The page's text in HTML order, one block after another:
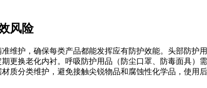
风险
维护，确保每类产品都能发挥应有防护效能。头部防护
更换老化内衬。呼吸防护用品（防尘口罩、防毒面具）
质分类维护，避免接触尖锐物品和腐蚀性化学品，使用